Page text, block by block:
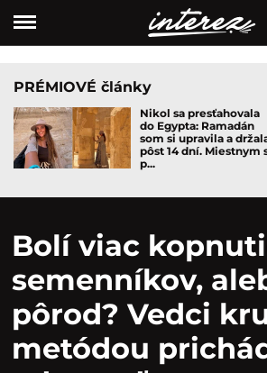
PRÉMIOVÉ články
Nikol sa presťahovala
do Egypta: Ramadán
som si upravila a
pôst 14 dní. Miestnym
p...
Bolí viac
semenníkov,
pôrod? Vedci
metódou